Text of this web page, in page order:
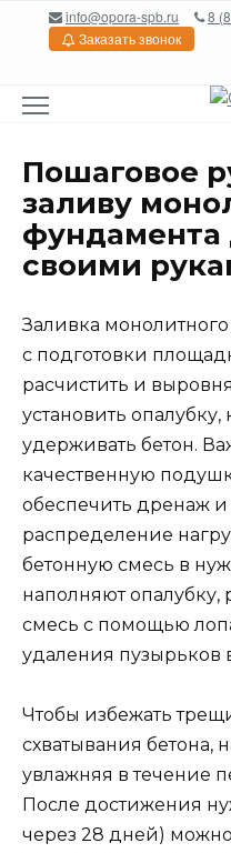
Перейтиinfo@opora-spb.ru
8
Заказать звонок
Пошаговое
заливу
фундамента
своими
Заливка
с подготовки
расчистить и
установить опалубку,
удерживать бетон.
качественную
обеспечить дренаж
распределение
бетонную смесь в
наполняют
смесь с помощью
удаления пузырьков
Чтобы избежать
схватывания бетона,
увлажняя в течение
После достижения
через 28 дней) можно